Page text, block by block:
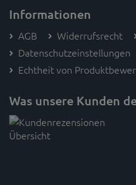
Informationen
AGB Widerrufsrecht
Datenschutzeinstellungen
Echtheit von
Was unsere Kunden